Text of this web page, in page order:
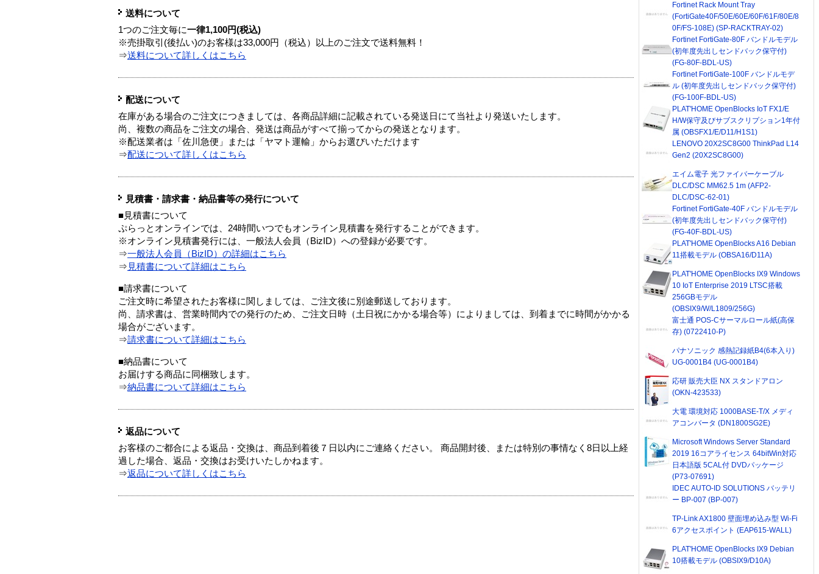
送料について
1つのご注文毎に一律1,100円(税込)
※売掛取引(後払い)のお客様は33,000円（税込）以上のご注文で送料無料！
⇒送料について詳しくはこちら
配送について
在庫がある場合のご注文につきましては、各商品詳細に記載されている発送日にて当社より発送いたします。
尚、複数の商品をご注文の場合、発送は商品がすべて揃ってからの発送となります。
※配送業者は「佐川急便」または「ヤマト運輸」からお選びいただけます
⇒配送について詳しくはこちら
見積書・請求書・納品書等の発行について
■見積書について
ぷらっとオンラインでは、24時間いつでもオンライン見積書を発行することができます。
※オンライン見積書発行には、一般法人会員（BizID）への登録が必要です。
⇒一般法人会員（BizID）の詳細はこちら
⇒ 見積書について詳細はこちら
■請求書について
ご注文時に希望されたお客様に関しましては、ご注文後に別途郵送しております。
尚、請求書は、営業時間内での発行のため、ご注文日時（土日祝にかかる場合等）によりましては、到着までに時間がかかる
場合がございます。
⇒請求書について詳細はこちら
■納品書について
お届けする商品に同梱致します。
⇒納品書について詳細はこちら
返品について
お客様のご都合による返品・交換は、商品到着後７日以内にご連絡ください。 商品開封後、または特別の事情なく8日以上経
過した場合、返品・交換はお受けいたしかねます。
⇒返品について詳しくはこちら
Fortinet Rack Mount Tray
(FortiGate40F/50E/60E/60F/61F/80E/8
0F/FS-108E) (SP-RACKTRAY-02)
Fortinet FortiGate-80F バンドルモデル
(初年度先出しセンドバック保守付)
(FG-80F-BDL-US)
Fortinet FortiGate-100F バンドルモデ
ル (初年度先出しセンドバック保守付)
(FG-100F-BDL-US)
PLAT'HOME OpenBlocks IoT FX1/E
H/W保守及びサブスクリプション1年付
属 (OBSFX1/E/D11/H1S1)
LENOVO 20X2SC8G00 ThinkPad L14
Gen2 (20X2SC8G00)
エイム電子 光ファイバーケーブル
DLC/DSC MM62.5 1m (AFP2-
DLC/DSC-62-01)
Fortinet FortiGate-40F バンドルモデル
(初年度先出しセンドバック保守付)
(FG-40F-BDL-US)
PLAT'HOME OpenBlocks A16 Debian
11搭載モデル (OBSA16/D11A)
PLAT'HOME OpenBlocks IX9 Windows
10 IoT Enterprise 2019 LTSC搭載
256GBモデル
(OBSIX9/W/L1809/256G)
富士通 POS-Cサーマルロール紙(高保
存) (0722410-P)
パナソニック 感熱記録紙B4(6本入り)
UG-0001B4 (UG-0001B4)
応研 販売大臣 NX スタンドアロン
(OKN-423533)
大電 環境対応 1000BASE-T/X メディ
アコンバータ (DN1800SG2E)
Microsoft Windows Server Standard
2019 16コアライセンス 64bitWin対応
日本語版 5CAL付 DVDパッケージ
(P73-07691)
IDEC AUTO-ID SOLUTIONS バッテリ
ー BP-007 (BP-007)
TP-Link AX1800 壁面埋め込み型 Wi-Fi
6アクセスポイント (EAP615-WALL)
PLAT'HOME OpenBlocks IX9 Debian
10搭載モデル (OBSIX9/D10A)